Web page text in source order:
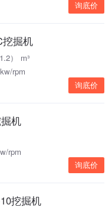
询底价
挖掘机
） m³
rpm
询底价
机
rpm
询底价
挖掘机